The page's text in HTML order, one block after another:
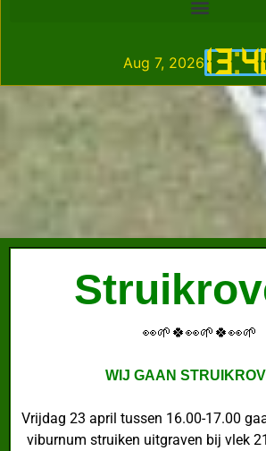
13:
Aug 7, 2026
👀🌱🍀👀🌱🍀👀🌱
WIJ GAAN
Vrijdag 23 april tussen 16.00-17.00
viburnum struiken uitgraven bij vlek